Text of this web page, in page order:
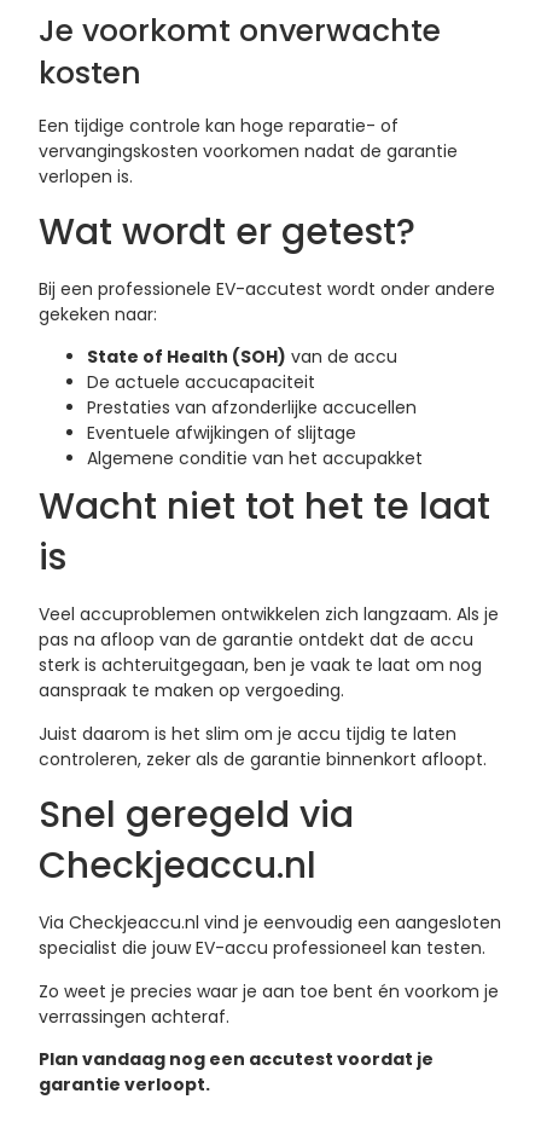
Je voorkomt onverwachte
kosten
Een tijdige controle kan hoge reparatie- of
vervangingskosten voorkomen nadat de garantie
verlopen is.
Wat wordt er getest?
Bij een professionele EV-accutest wordt onder andere
gekeken naar:
State of Health (SOH) van de accu
De actuele accucapaciteit
Prestaties van afzonderlijke accucellen
Eventuele afwijkingen of slijtage
Algemene conditie van het accupakket
Wacht niet tot het te laat
is
Veel accuproblemen ontwikkelen zich langzaam. Als je
pas na afloop van de garantie ontdekt dat de accu
sterk is achteruitgegaan, ben je vaak te laat om nog
aanspraak te maken op vergoeding.
Juist daarom is het slim om je accu tijdig te laten
controleren, zeker als de garantie binnenkort afloopt.
Snel geregeld via
Checkjeaccu.nl
Via Checkjeaccu.nl vind je eenvoudig een aangesloten
specialist die jouw EV-accu professioneel kan testen.
Zo weet je precies waar je aan toe bent én voorkom je
verrassingen achteraf.
Plan vandaag nog een accutest voordat je
garantie verloopt.